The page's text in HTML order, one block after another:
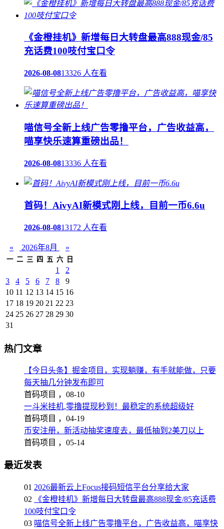
《金橙挂机》新增每日大转盘最高888现金/85
充话费100吱付宝口令
2026-08-0813326 人在看
喵信号全新上线广告零撸平台，广告收益高，
喵享快乐速算重磅出品！
2026-08-0813336 人在看
首码！AivyAI新模式刚上线，目前一币6.6u
2026-08-0813172 人在看
« 2026年8月 »
一 二 三 四 五 六 日
1
2
3
4 5 6 7 8
9
10 11 12 13 14 15 16
17 18 19 20 21 22 23
24 25 26 27 28 29 30
31
热门文章
【今日头条】掘金项目，实现躺赚，有手就能做，只要
每天抽几分钟发布即可
首码项目 ， 08-10
一斗米挂机,零撸提现秒到！最稳定的系统超级好
首码项目 ， 04-19
币安注册，新活动抽奖速度去，最低抽到2美刀以上
首码项目 ， 05-14
最近发表
01 2026最新云上Focus接码短信平台分享给大家
02
《金橙挂机》新增每日大转盘最高888现金/85充话费
100吱付宝口令
03 喵信号全新上线广告零撸平台，广告收益高，喵享快